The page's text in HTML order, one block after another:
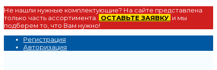
Не нашли нужные комплектующие? На сайте представлена
только часть ассортимента.
ОСТАВЬТЕ ЗАЯВКУ и мы
подберем то, что Вам нужно!
Регистрация
Авторизация